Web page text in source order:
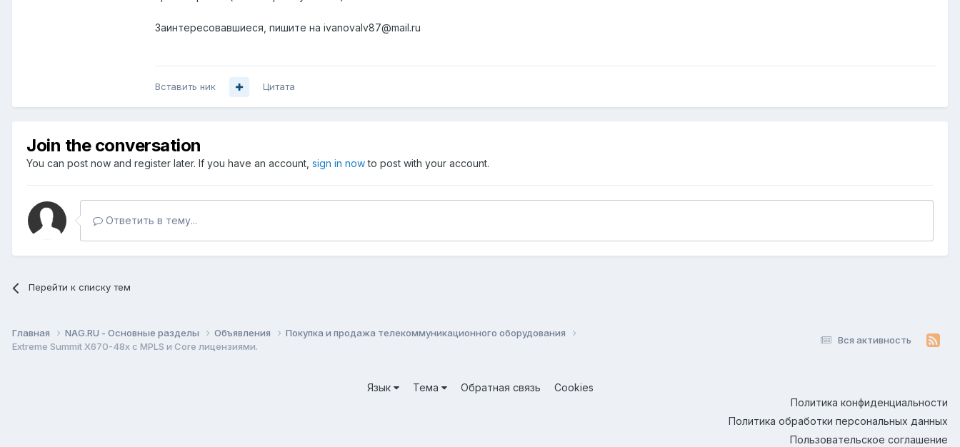
Заинтересовавшиеся, пишите на ivanovalv87@mail.ru
Вставить ник Цитата
Join the conversation
You can post now and register later. If you have an account, sign in nowto post with your account.
Ответить в тему...
Перейти к списку тем
Вся активность
Главная NAG.RU - Основные разделы Объявления
Покупка и продажа телекоммуникационного оборудования
Extreme Summit X670-48x с MPLS и Core лицензиями.
Язык Тема Обратная связь
Cookies
Политика конфиденциальности
Политика обработки персональных данных
Пользовательское соглашение